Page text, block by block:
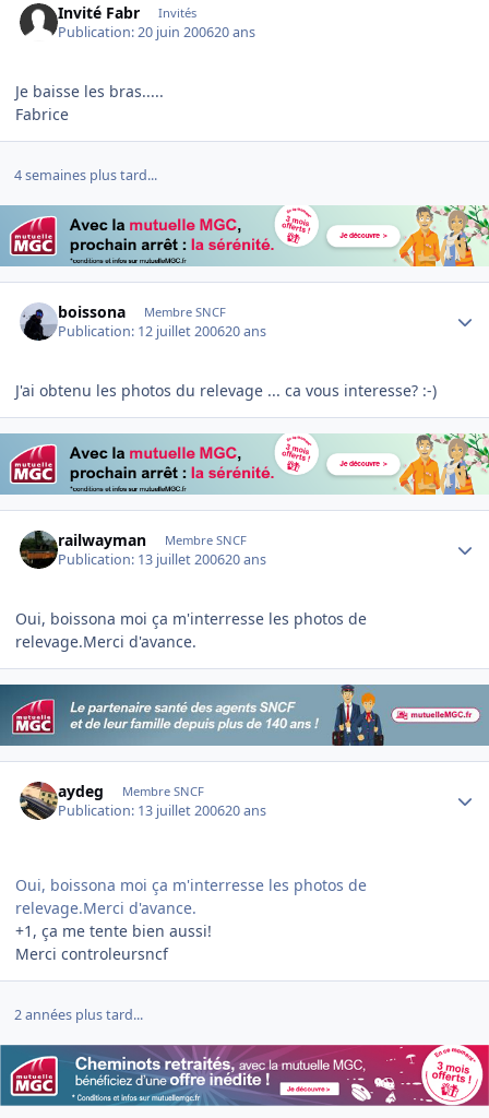
Invité Fabr Invités
Publication:20 juin 200620 ans
Je baisse les bras.....
Fabrice
4 semaines plus tard...
boissona Membre SNCF
Publication: 12 juillet 200620 ans
J'ai obtenu les photos du relevage ... ca vous interesse? :-)
railwayman Membre SNCF
Publication: 13 juillet 200620 ans
Oui, boissona moi ça m'interresse les photos de
relevage.Merci d'avance.
aydeg Membre SNCF
Publication: 13 juillet 200620 ans
Oui, boissona moi ça m'interresse les photos de
relevage.Merci d'avance.
+1, ça me tente bien aussi!
Merci controleursncf
2 années plus tard...